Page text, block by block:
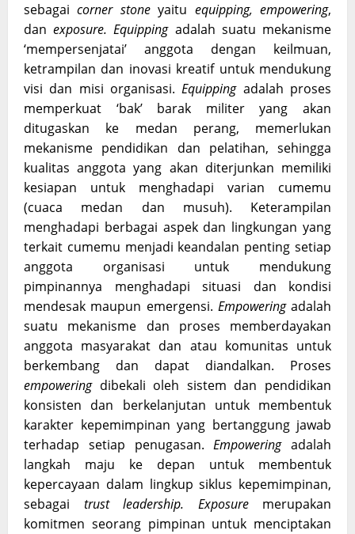
sebagaicorner stoneyaitu equipping, empowering,
danexposure. Equipping adalah suatu mekanisme
‘mempersenjatai’ anggota dengan keilmuan,
ketrampilan dan inovasi kreatif untuk mendukung
visi dan misi organisasi.Equipping adalah proses
memperkuat ‘bak’ barak militer yang akan
ditugaskan ke medan perang, memerlukan
mekanisme pendidikan dan pelatihan, sehingga
kualitas anggota yang akan diterjunkan memiliki
kesiapan untuk menghadapi varian cumemu
(cuaca medan dan musuh). Keterampilan
menghadapi berbagai aspek dan lingkungan yang
terkait cumemu menjadi keandalan penting setiap
anggota organisasi untuk mendukung
pimpinannya menghadapi situasi dan kondisi
mendesak maupun emergensi. Empoweringadalah
suatu mekanisme dan proses memberdayakan
anggota masyarakat dan atau komunitas untuk
berkembang dan dapat diandalkan. Proses
empowering dibekali oleh sistem dan pendidikan
konsisten dan berkelanjutan untuk membentuk
karakter kepemimpinan yang bertanggung jawab
terhadap setiap penugasan.Empoweringadalah
langkah maju ke depan untuk membentuk
kepercayaan dalam lingkup siklus kepemimpinan,
sebagai trust leadership. Exposure merupakan
komitmen seorang pimpinan untuk menciptakan